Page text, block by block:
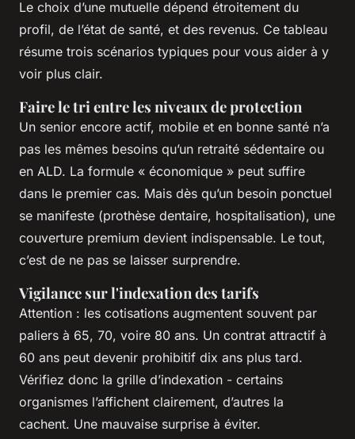
Le choix d’une mutuelle dépend étroitement du
profil, de l’état de santé, et des revenus. Ce tableau
résume trois scénarios typiques pour vous aider à y
voir plus clair.
Faire le tri entre les niveaux de protection
Un senior encore actif, mobile et en bonne santé n’a
pas les mêmes besoins qu’un retraité sédentaire ou
en ALD. La formule « économique » peut suffire
dans le premier cas. Mais dès qu’un besoin ponctuel
se manifeste (prothèse dentaire, hospitalisation), une
couverture premium devient indispensable. Le tout,
c’est de ne pas se laisser surprendre.
Vigilance sur l'indexation des tarifs
Attention : les cotisations augmentent souvent par
paliers à 65, 70, voire 80 ans. Un contrat attractif à
60 ans peut devenir prohibitif dix ans plus tard.
Vérifiez donc la grille d’indexation - certains
organismes l’affichent clairement, d’autres la
cachent. Une mauvaise surprise à éviter.